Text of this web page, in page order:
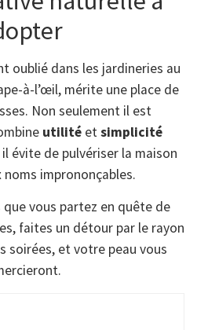
oublié dans les jardineries au
à-l’œil, mérite une place de
Non seulement il est
utilité etsimplicité
évite de pulvériser la maison
noms imprononçables.
vous partez en quête de
faites un détour par le rayon
soirées, et votre peau vous